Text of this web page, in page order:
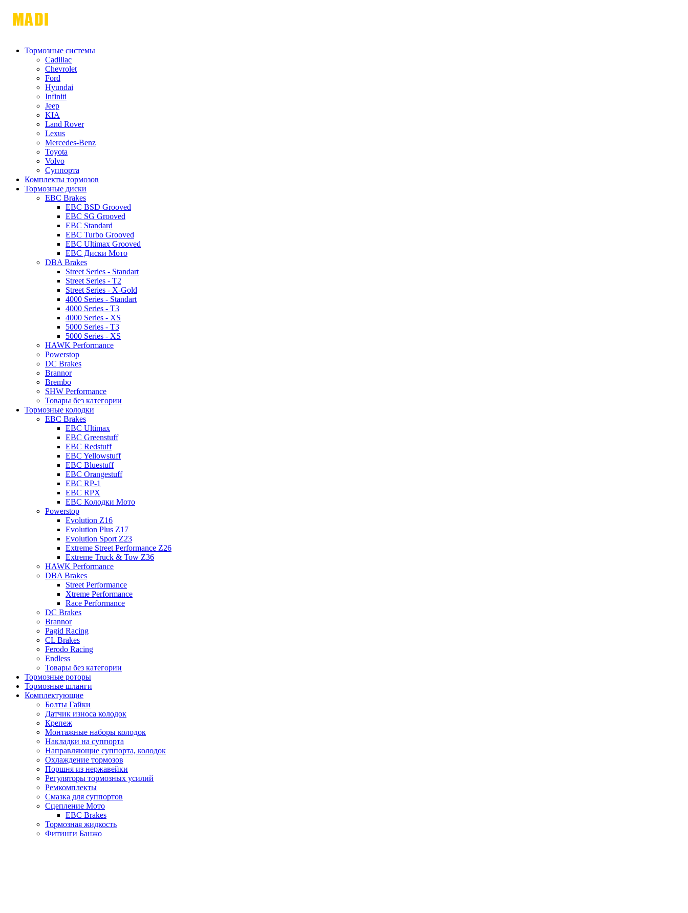
Тормозные системы
Cadillac
Chevrolet
Ford
Hyundai
Infiniti
Jeep
KIA
Land Rover
Lexus
Mercedes-Benz
Toyota
Volvo
Суппорта
Комплекты тормозов
Тормозные диски
EBC Brakes
EBC BSD Grooved
EBC SG Grooved
EBC Standard
EBC Turbo Grooved
EBC Ultimax Grooved
EBC Диски Мото
DBA Brakes
Street Series - Standart
Street Series - T2
Street Series - X-Gold
4000 Series - Standart
4000 Series - T3
4000 Series - XS
5000 Series - T3
5000 Series - XS
HAWK Performance
Powerstop
DC Brakes
Brannor
Brembo
SHW Performance
Товары без категории
Тормозные колодки
EBC Brakes
EBC Ultimax
EBC Greenstuff
EBC Redstuff
EBC Yellowstuff
EBC Bluestuff
EBC Orangestuff
EBC RP-1
EBC RPX
EBC Колодки Мото
Powerstop
Evolution Z16
Evolution Plus Z17
Evolution Sport Z23
Extreme Street Performance Z26
Extreme Truck & Tow Z36
HAWK Performance
DBA Brakes
Street Performance
Xtreme Performance
Race Performance
DC Brakes
Brannor
Pagid Racing
CL Brakes
Ferodo Racing
Endless
Товары без категории
Тормозные роторы
Тормозные шланги
Комплектующие
Болты Гайки
Датчик износа колодок
Крепеж
Монтажные наборы колодок
Накладки на суппорта
Направляющие суппорта, колодок
Охлаждение тормозов
Поршня из нержавейки
Регуляторы тормозных усилий
Ремкомплекты
Смазка для суппортов
Сцепление Мото
EBC Brakes
Тормозная жидкость
Фитинги Банжо